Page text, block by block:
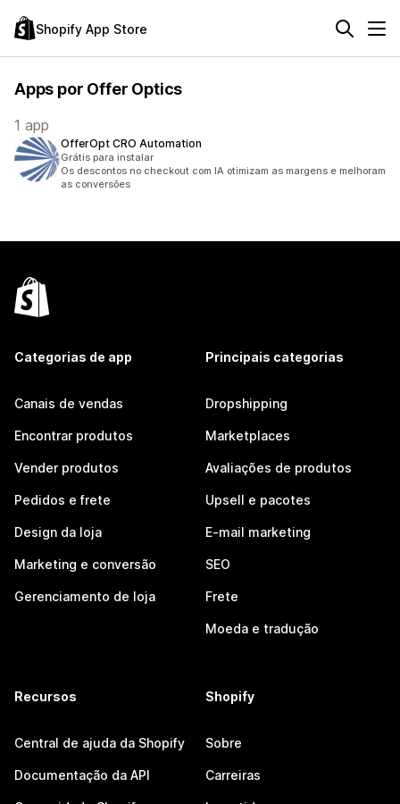
Shopify App Store
Apps por Offer Optics
1 app
OfferOpt CRO Automation
Grátis para instalar
Os descontos no checkout com IA otimizam as margens e melhoram
as conversões
Categorias de app
Canais de vendas
Encontrar produtos
Vender produtos
Pedidos e frete
Design da loja
Marketing e conversão
Gerenciamento de loja
Principais categorias
Dropshipping
Marketplaces
Avaliações de produtos
Upsell e pacotes
E-mail marketing
SEO
Frete
Moeda e tradução
Recursos
Central de ajuda da Shopify
Documentação da API
Shopify
Sobre
Carreiras